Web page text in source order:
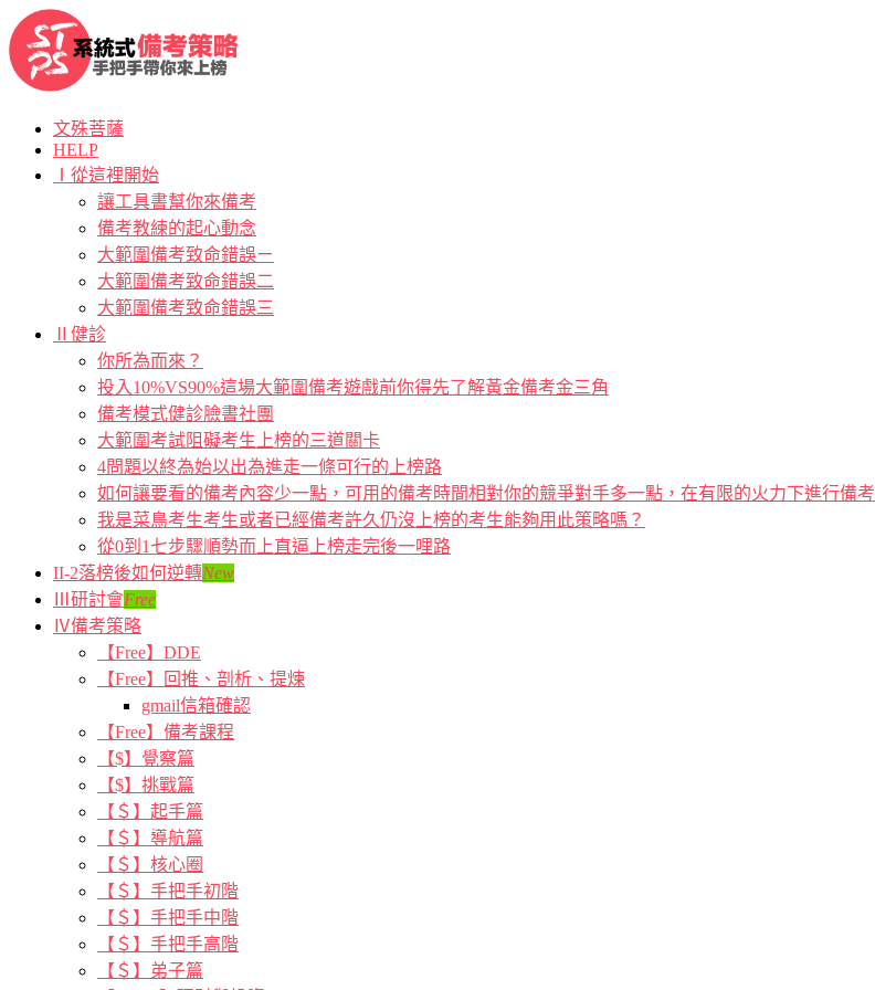
文殊菩薩
HELP
Ⅰ從這裡開始
讓工具書幫你來備考
備考教練的起心動念
大範圍備考致命錯誤ㄧ
大範圍備考致命錯誤二
大範圍備考致命錯誤三
Ⅱ健診
你所為而來？
投入10%VS90%這場大範圍備考遊戲前你得先了解黃金備考金三角
備考模式健診臉書社團
大範圍考試阻礙考生上榜的三道關卡
4問題以終為始以出為進走一條可行的上榜路
如何讓要看的備考內容少一點，可用的備考時間相對你的競爭對手多一點，在有限的火力下進行備考
我是菜鳥考生考生或者已經備考許久仍沒上榜的考生能夠用此策略嗎？
從0到1七步驟順勢而上直逼上榜走完後一哩路
II-2落榜後如何逆轉New
Ⅲ研討會Free
Ⅳ備考策略
【Free】DDE
【Free】回推、剖析、提煉
gmail信箱確認
【Free】備考課程
【$】覺察篇
【$】挑戰篇
【＄】起手篇
【＄】導航篇
【＄】核心圈
【＄】手把手初階
【＄】手把手中階
【＄】手把手高階
【＄】弟子篇